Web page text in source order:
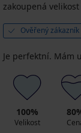
zakoupená velikost
Ověřený zákazník
Je perfektní. Mám
100%
Velikost